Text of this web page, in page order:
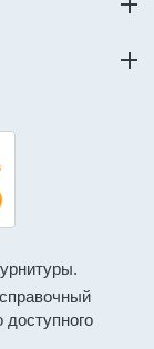
доступного